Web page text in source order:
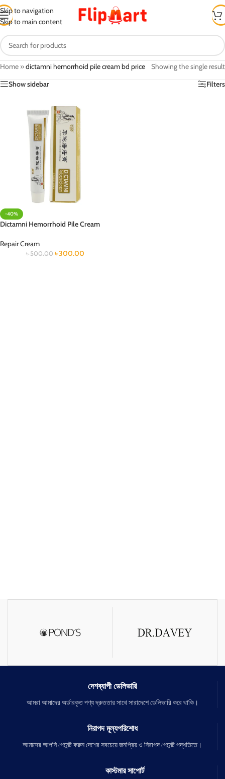
Skip to navigation
Skip to main content
Home »dictamni hemorrhoid pile cream bd price
Showing the single result
Show sidebar
Filters
-40%
Dictamni Hemorrhoid Pile Cream
Repair Cream
৳500.00 ৳300.00
দেশব্যাপী ডেলিভারি
আমরা আমাদের অর্ডারকৃত পণ্য দ্রুততার সাথে সারাদেশে ডেলিভারি করে থাকি।
নিরাপদ মূল্যপরিশোধ
আমাদের আপনি পেমেন্ট করুন দেশের সবচেয়ে জনপ্রিয় ও নিরাপদ পেমেন্ট পদ্ধতিতে।
কাস্টমার সাপোর্ট